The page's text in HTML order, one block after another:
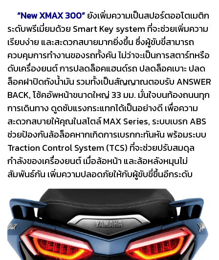
“New XMAX 300”ยังเพิ่มความเป็นสปอร์ตออโตเมติก
ระดับพรีเมี่ยมด้วย Smart Key system ที่จะช่วยเพิ่มความ
เรียบง่าย และสะดวกสบายมากยิ่งขึ้น ซึ่งผู้ขับขี่สามารถ
ควบคุมการทำงานของรถทั้งคัน ไม่ว่าจะเป็นการสตาร์ทหรือ
ดับเครื่องยนต์ การปลดล็อคแฮนด์รถ ปลดล็อคเบาะ ปลด
ล็อคฝาปิดถังน้ำมัน รวมทั้งเป็นสัญญาณตอบรับ ANSWER
BACK, โช้คอัพหน้าขนาดใหญ่ 33 มม. มั่นใจบนท้องถนนทุก
การเดินทาง ดูดซับแรงกระแทกได้เป็นอย่างดี เพื่อความ
สะดวกสบายให้คุณในสไตล์ MAX Series, ระบบเบรก ABS
ช่วยป้องกันล้อล็อคหากเกิดการเบรกกะทันหัน พร้อมระบบ
Traction Control System (TCS) ที่จะช่วยปรับสมดุล
กำลังของเครื่องยนต์ เมื่อล้อหน้า และล้อหลังหมุนไม่
สัมพันธ์กัน เพิ่มความปลอดภัยให้กับผู้ขับขี่ขึ้นอีกระดับ